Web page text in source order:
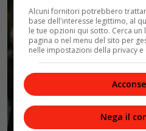
Politica
Alcuni fornitori potrebbero
base dell'interesse legittimo, al
le tue opzioni qui sotto. Cerca un
pagina o nel menu del sito per
nelle impostazioni della privacy e
Nega il